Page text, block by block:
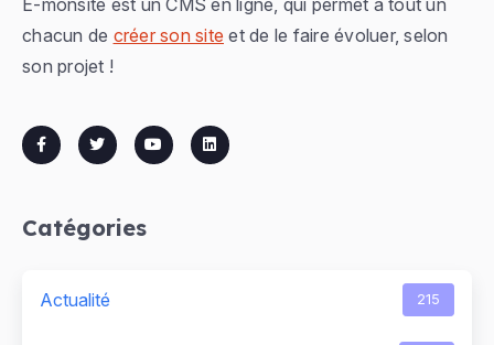
chacun de créer son site et de le faire évoluer, selon
son projet !
Catégories
Actualité 215